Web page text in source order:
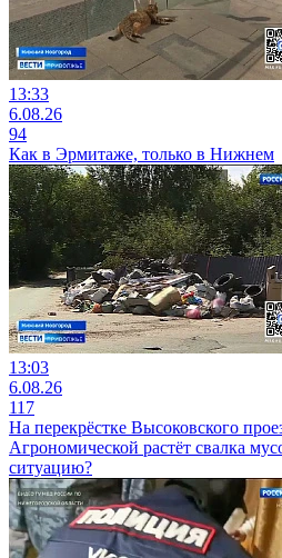
13:33
6.08.26
94
Как в Эрмитаже, только в Нижнем
13:03
6.08.26
117
На перекрёстке Высоковского
Агрономической растёт свалка
ситуацию?